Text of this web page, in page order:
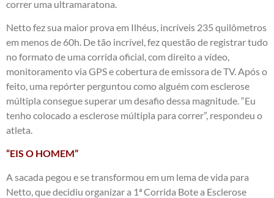
correr uma ultramaratona.
Netto fez sua maior prova em Ilhéus, incríveis 235 quilômetros
em menos de 60h. De tão incrível, fez questão de registrar tudo
no formato de uma corrida oficial, com direito a vídeo,
monitoramento via GPS e cobertura de emissora de TV. Após o
feito, uma repórter perguntou como alguém com esclerose
múltipla consegue superar um desafio dessa magnitude. “Eu
tenho colocado a esclerose múltipla para correr”, respondeu o
atleta.
“EIS O HOMEM”
A sacada pegou e se transformou em um lema de vida para
Netto, que decidiu organizar a 1ª Corrida Bote a Esclerose